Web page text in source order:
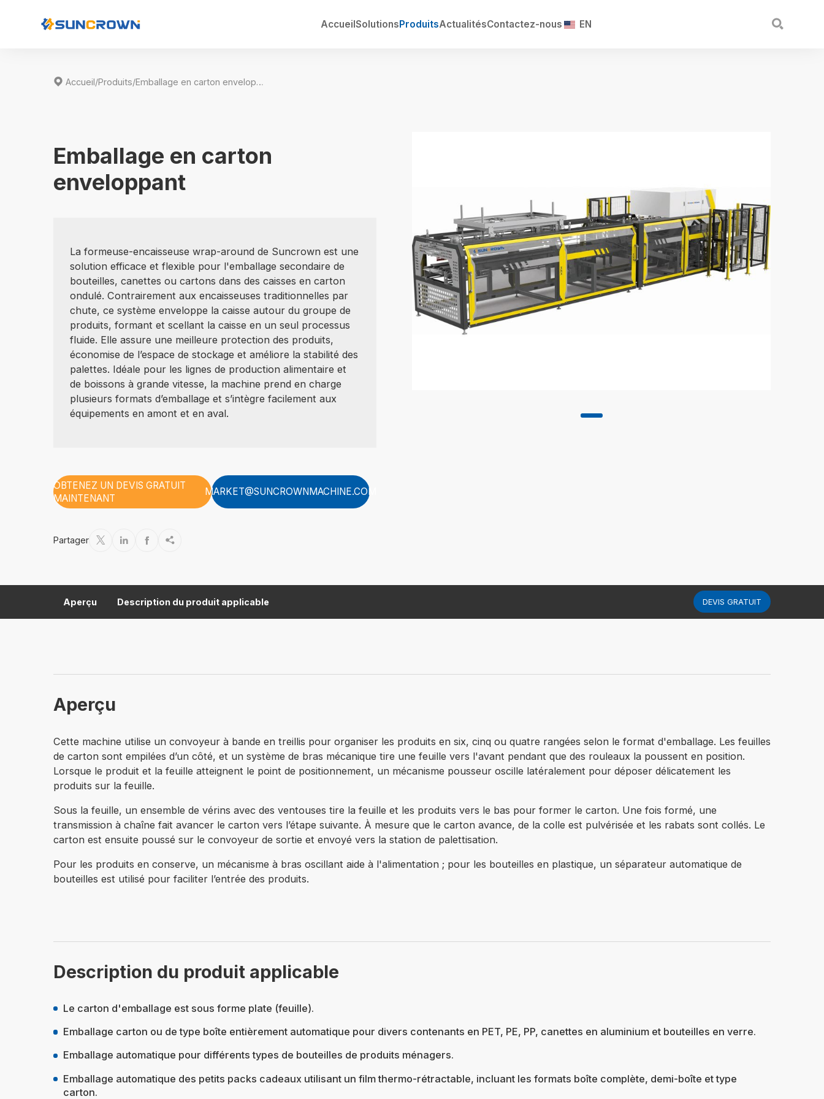
AccueilSolutionsProduitsActualitésContactez-nous EN 
 Accueil/Produits/ Emballage en carton enveloppant
Emballage en carton
enveloppant
La formeuse-encaisseuse wrap-around de Suncrown est une
solution efficace et flexible pour l'emballage secondaire de
bouteilles, canettes ou cartons dans des caisses en carton
ondulé. Contrairement aux encaisseuses traditionnelles par
chute, ce système enveloppe la caisse autour du groupe de
produits, formant et scellant la caisse en un seul processus
fluide. Elle assure une meilleure protection des produits,
économise de l’espace de stockage et améliore la stabilité des
palettes. Idéale pour les lignes de production alimentaire et
de boissons à grande vitesse, la machine prend en charge
plusieurs formats d’emballage et s’intègre facilement aux
équipements en amont et en aval.
OBTENEZ UN DEVIS GRATUIT
MAINTENANT
MARKET@SUNCROWNMACHINE.COM
Partager    
Aperçu Description du produit applicable DEVIS GRATUIT
Aperçu
Cette machine utilise un convoyeur à bande en treillis pour organiser les produits en six, cinq ou quatre rangées selon le format d'emballage. Les feuilles
de carton sont empilées d’un côté, et un système de bras mécanique tire une feuille vers l'avant pendant que des rouleaux la poussent en position.
Lorsque le produit et la feuille atteignent le point de positionnement, un mécanisme pousseur oscille latéralement pour déposer délicatement les
produits sur la feuille.
Sous la feuille, un ensemble de vérins avec des ventouses tire la feuille et les produits vers le bas pour former le carton. Une fois formé, une
transmission à chaîne fait avancer le carton vers l’étape suivante. À mesure que le carton avance, de la colle est pulvérisée et les rabats sont collés. Le
carton est ensuite poussé sur le convoyeur de sortie et envoyé vers la station de palettisation.
Pour les produits en conserve, un mécanisme à bras oscillant aide à l'alimentation ; pour les bouteilles en plastique, un séparateur automatique de
bouteilles est utilisé pour faciliter l’entrée des produits.
Description du produit applicable
Le carton d'emballage est sous forme plate (feuille).
Emballage carton ou de type boîte entièrement automatique pour divers contenants en PET, PE, PP, canettes en aluminium et bouteilles en verre.
Emballage automatique pour différents types de bouteilles de produits ménagers.
Emballage automatique des petits packs cadeaux utilisant un film thermo-rétractable, incluant les formats boîte complète, demi-boîte et type
carton.